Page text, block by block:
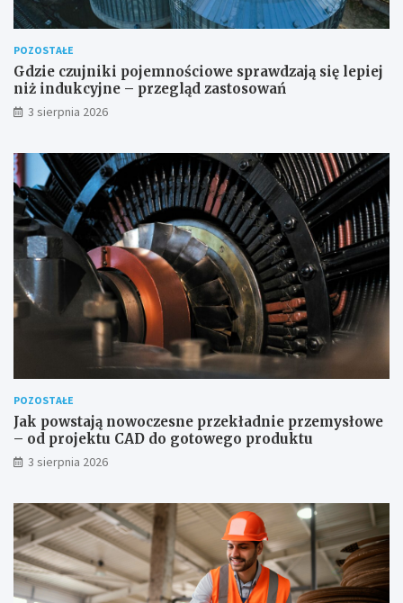
POZOSTAŁE
Gdzie czujniki pojemnościowe sprawdzają się lepiej
niż indukcyjne – przegląd zastosowań
3 sierpnia 2026
POZOSTAŁE
Jak powstają nowoczesne przekładnie przemysłowe
– od projektu CAD do gotowego produktu
3 sierpnia 2026